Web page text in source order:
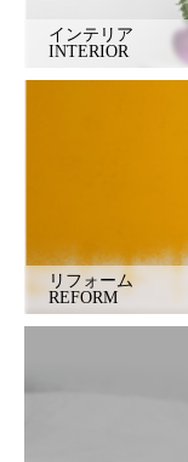
インテリア
INTERIOR
リフォーム
REFORM